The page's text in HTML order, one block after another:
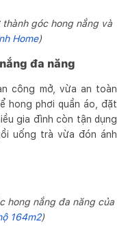
góc hong nắng và
Home)
đa năng
công mở, vừa an toàn
hong phơi quần áo, đặt
gia đình còn tận dụng
uống trà vừa đón ánh
hong nắng đa năng của
164m2)